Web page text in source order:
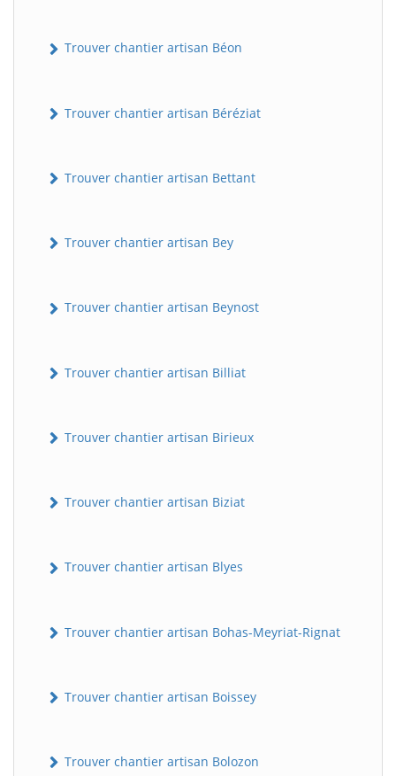
Trouver chantier artisan Béon
Trouver chantier artisan Béréziat
Trouver chantier artisan Bettant
Trouver chantier artisan Bey
Trouver chantier artisan Beynost
Trouver chantier artisan Billiat
Trouver chantier artisan Birieux
Trouver chantier artisan Biziat
Trouver chantier artisan Blyes
Trouver chantier artisan Bohas-Meyriat-Rignat
Trouver chantier artisan Boissey
Trouver chantier artisan Bolozon